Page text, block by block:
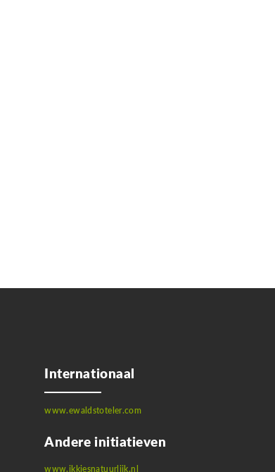
Internationaal
www.ewaldstoteler.com
Andere initiatieven
www.ikkiesnatuurlijk.nl